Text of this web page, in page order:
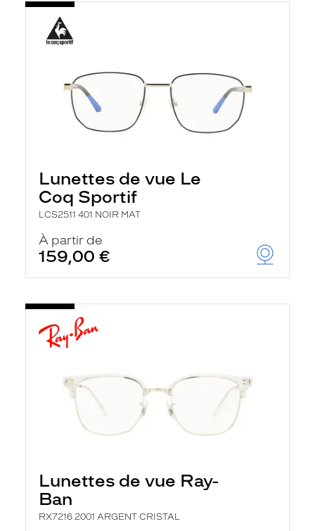
Lunettes de vue Le
Coq Sportif
LCS2511 401 NOIR MAT
À partir de
159,00 €
Lunettes de vue Ray-
Ban
RX7216 2001 ARGENT CRISTAL